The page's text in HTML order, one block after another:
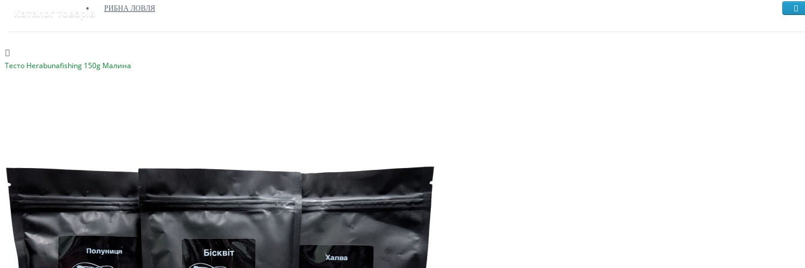
Каталог товарів РИБНА ЛОВЛЯ
Тесто Herabunafishing 150g Малина